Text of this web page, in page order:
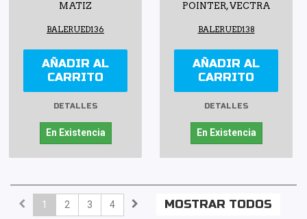
MATIZ
BALERUED136
AÑADIR AL
CARRITO
DETALLES
En Existencia
POINTER, VECTRA
BALERUED138
AÑADIR AL
CARRITO
DETALLES
En Existencia
MOSTRAR TODOS
1 2 3 4